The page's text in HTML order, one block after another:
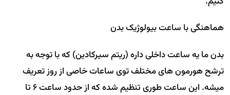
هماهنگی با ساعت بیولوژیک بدن
بدن ما یه ساعت داخلی داره (ریتم سیرکادین) که با توجه به
ترشح هورمون های مختلف توی ساعات خاصی از روز تعریف
میشه. این ساعت طوری تنظیم شده که از حدود ساعت ۶ تا